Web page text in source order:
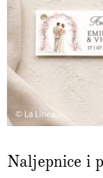
Naljepnice i